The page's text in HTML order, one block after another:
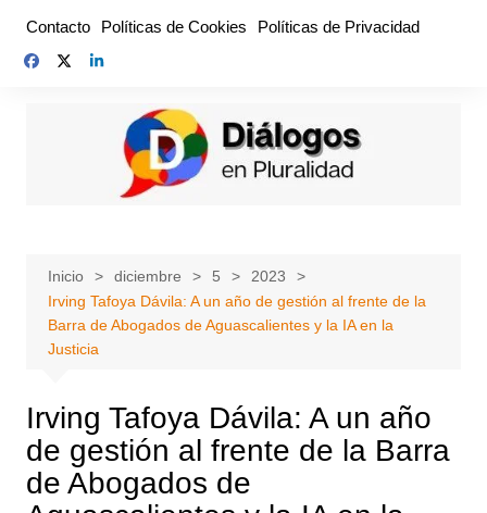
contenido
Contacto Políticas de Cookies Políticas de Privacidad
Inicio diciembre 5
2023
Irving Tafoya Dávila: A un año de gestión al frente de la
Barra de Abogados de Aguascalientes y la IA en la
Justicia
Irving Tafoya Dávila: A un año
de gestión al frente de la Barra
de Abogados de